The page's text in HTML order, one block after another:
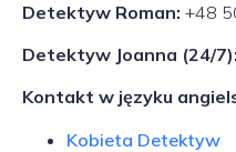
Detektyw Roman: +48
Detektyw Joanna (24/7):
Kontakt w języku
Kobieta Detektyw